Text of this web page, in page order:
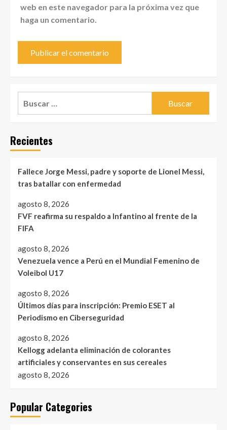
web en este navegador para la próxima vez que
haga un comentario.
Recientes
Fallece Jorge Messi, padre y soporte de Lionel Messi,
tras batallar con enfermedad
agosto 8, 2026
FVF reafirma su respaldo a Infantino al frente de la
FIFA
agosto 8, 2026
Venezuela vence a Perú en el Mundial Femenino de
Voleibol U17
agosto 8, 2026
Últimos días para inscripción: Premio ESET al
Periodismo en Ciberseguridad
agosto 8, 2026
Kellogg adelanta eliminación de colorantes
artificiales y conservantes en sus cereales
agosto 8, 2026
Popular Categories